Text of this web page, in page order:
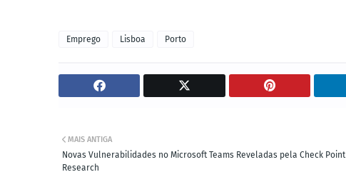
Emprego Lisboa Porto
MAIS ANTIGA
Novas Vulnerabilidades no Microsoft Teams Reveladas pela Check Point
Research